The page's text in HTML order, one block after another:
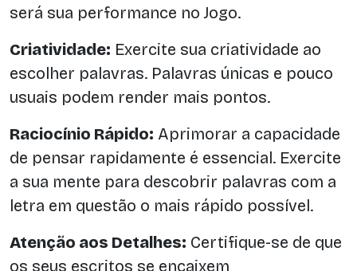
será sua performance no Jogo.
Criatividade: Exercite sua criatividade ao
escolher palavras. Palavras únicas e pouco
usuais podem render mais pontos.
Raciocínio Rápido: Aprimorar a capacidade
de pensar rapidamente é essencial. Exercite
a sua mente para descobrir palavras com a
letra em questão o mais rápido possível.
Atenção aos Detalhes: Certifique-se de que
os seus escritos se encaixem